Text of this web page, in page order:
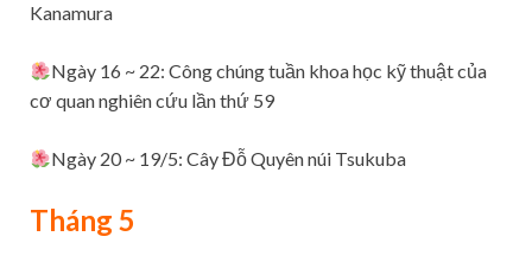
Kanamura
Ngày 16 ~ 22: Công chúng tuần khoa học kỹ thuật của
cơ quan nghiên cứu lần thứ 59
Ngày 20 ~ 19/5: Cây Đỗ Quyên núi Tsukuba
Tháng 5